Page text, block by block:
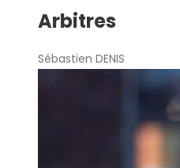
Arbitres
Sébastien DENIS